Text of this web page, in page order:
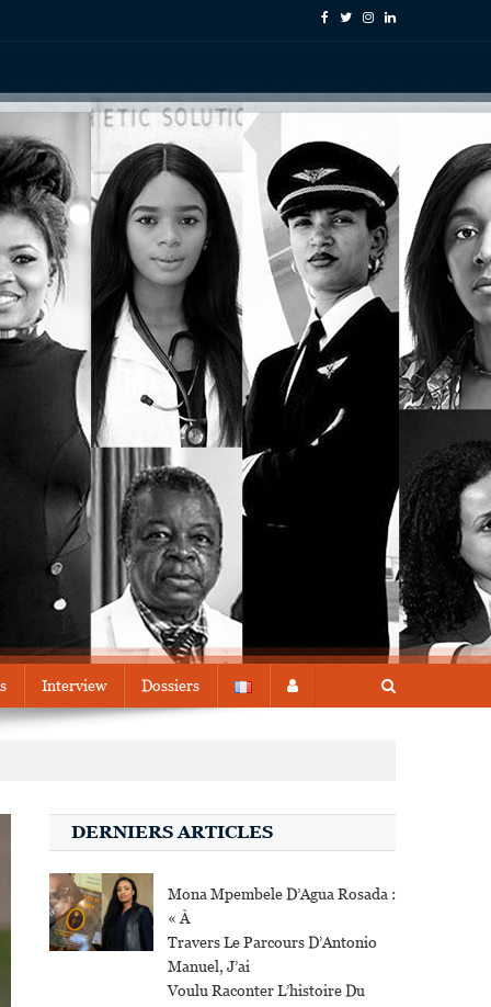
Interview Dossiers
DERNIERS ARTICLES
Mona Mpembele D’Agua Rosada :
« À
Travers Le Parcours D’Antonio
Manuel, J’ai
Voulu Raconter L’histoire Du